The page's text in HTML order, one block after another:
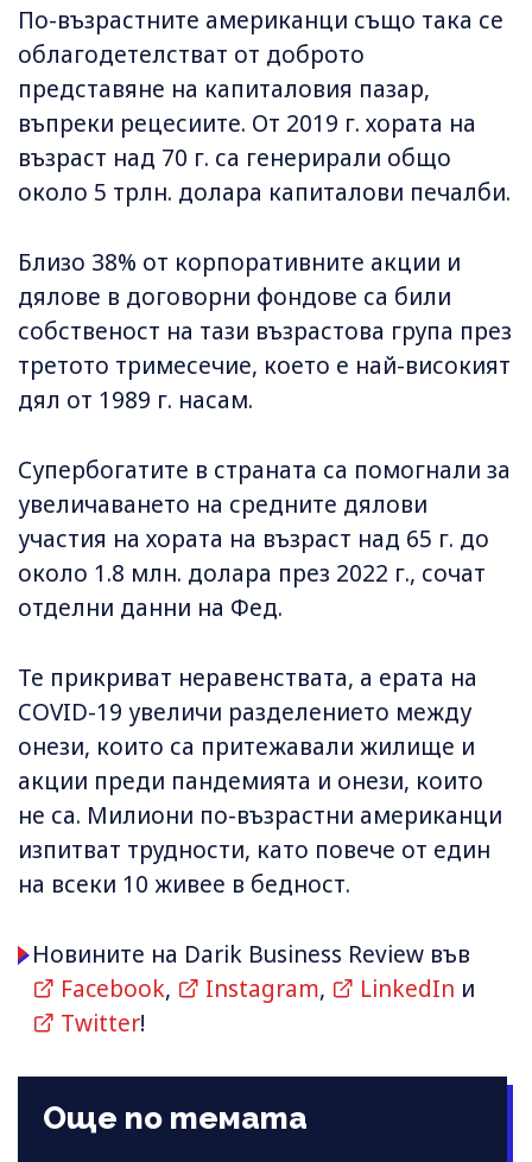
По-възрастните американци също така се
облагодетелстват от доброто
представяне на капиталовия пазар,
въпреки рецесиите. От 2019 г. хората на
възраст над 70 г. са генерирали общо
около 5 трлн. долара капиталови печалби.
Близо 38% от корпоративните акции и
дялове в договорни фондове са били
собственост на тази възрастова група през
третото тримесечие, което е най-високият
дял от 1989 г. насам.
Супербогатите в страната са помогнали за
увеличаването на средните дялови
участия на хората на възраст над 65 г. до
около 1.8 млн. долара през 2022 г., сочат
отделни данни на Фед.
Те прикриват неравенствата, а ерата на
COVID-19 увеличи разделението между
онези, които са притежавали жилище и
акции преди пандемията и онези, които
не са. Милиони по-възрастни американци
изпитват трудности, като повече от един
на всеки 10 живее в бедност.
Новините на Darik Business Review във
Facebook, Instagram, LinkedIn и
Twitter!
Още по темата